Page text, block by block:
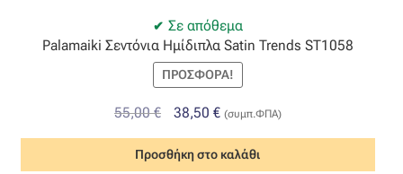
Σε απόθεμα
Palamaiki Σεντόνια Ημίδιπλα Satin Trends ST1058
ΠΡΟΣΦΟΡΆ!
55,00€
Original
was:
38,50 €Η
τιμή
(συμπ.ΦΠΑ)
Προσθήκη στο καλάθι